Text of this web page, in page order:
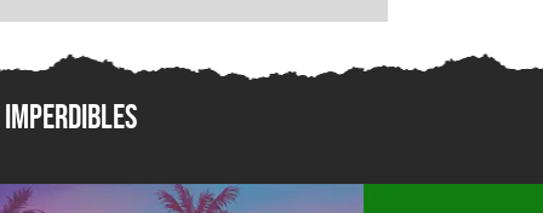
Imperdibles